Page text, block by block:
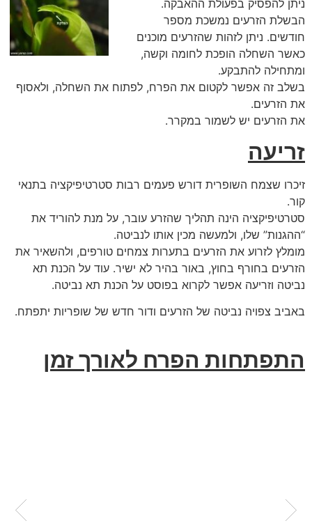
ניתן להפסיק בפעולת ההאבקה.
הבשלת הזרעים נמשכת מספר
חודשים. ניתן לזהות שהזרעים מוכנים
כאשר השחלה הופכת לחומה וקשה,
ומתחילה להתבקע.
בשלב זה אפשר לקטום את הפרח, לפתוח את השחלה, ולאסוף
את הזרעים.
את הזרעים יש לשמור במקרר.
זריעה
זיכרו שצמח השופרית דורש פעמים רבות סטרטיפיקציה בתנאי
קור.
סטרטיפיקציה הינה תהליך שהזרע עובר, על מנת להוריד את
“ההגנות” שלו, ולמעשה מכין אותו לנביטה.
מומלץ לזרוע את הזרעים בתערות צמחים טורפים, ולהשאיר את
הזרעים בחורף בחוץ, באור בהיר לא ישיר. עוד על הכנת תא
נביטה וזריעה אפשר לקרוא בפוסט על הכנת תא נביטה.
באביב צפויה נביטה של הזרעים ודור חדש של שופריות יתפתח.
התפתחות הפרח לאורך זמן